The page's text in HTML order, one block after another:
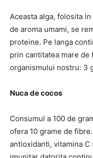
Aceasta alga, folosita
de aroma umami, se
proteine. Pe langa
prin cantitatea mare
organismului nostru: 3
Nuca de cocos
Consumul a 100 de
ofera 10 grame de
antioxidanti, vitamina